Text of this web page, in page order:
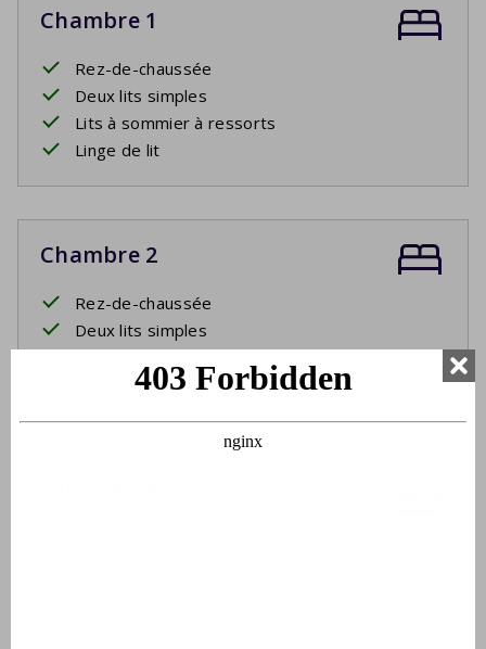
Chambre 1
Rez-de-chaussée
Deux lits simples
Lits à sommier à ressorts
Linge de lit
Chambre 2
Rez-de-chaussée
Deux lits simples
Lits à sommier à ressorts
Linge de lit